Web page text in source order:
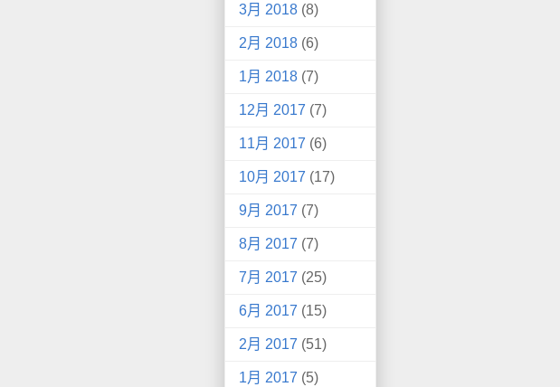
3月 2018 (8)
2月 2018 (6)
1月 2018 (7)
12月 2017 (7)
11月 2017 (6)
10月 2017 (17)
9月 2017 (7)
8月 2017 (7)
7月 2017 (25)
6月 2017 (15)
2月 2017 (51)
1月 2017 (5)